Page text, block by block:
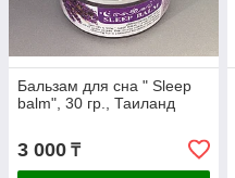
Бальзам для сна " Sleep
balm", 30 гр., Таиланд
3 000 ₸